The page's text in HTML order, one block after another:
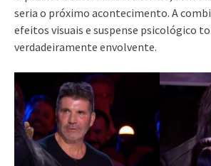
seria o próximo acontecimento. A
efeitos visuais e suspense psicológico
verdadeiramente envolvente.